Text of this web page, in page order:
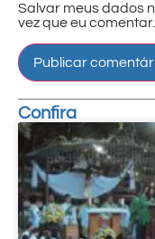
Salvar meus dados
vez que eu comentar.
Confira